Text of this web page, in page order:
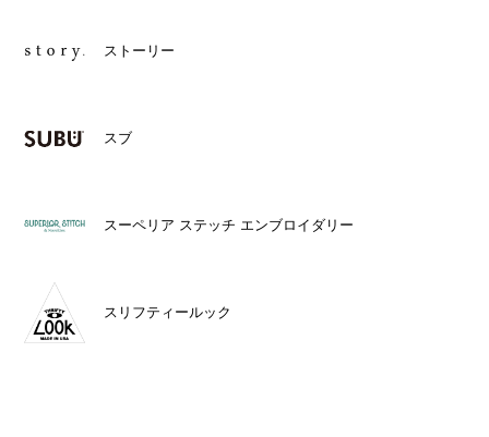
ストーリー
スブ
スーペリア ステッチ エンブロイダリー
スリフティールック